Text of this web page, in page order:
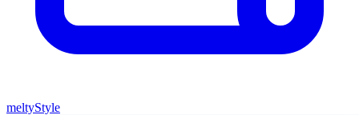
meltyStyle